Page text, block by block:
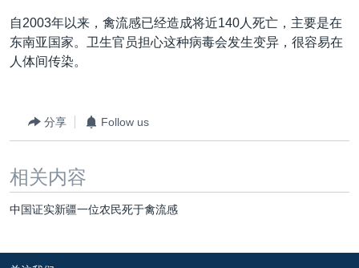
埃博拉疫情
美国之音专访
台海两岸关系
南中国海争端
关注西藏
关注新疆
关注我们
其他语言网站
自2003年以来，禽流感已经造成将近140人死亡，主要是在
东南亚国家。卫生官员担心这种病毒会发生变异，很容易在
人体间传染。
分享 Follow us
相关内容
中国证实新疆一位农民死于禽流感